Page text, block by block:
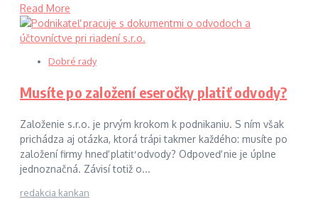
Read More
Dobré rady
Musíte po založení eseročky platiť odvody?
Založenie s.r.o. je prvým krokom k podnikaniu. S ním však
prichádza aj otázka, ktorá trápi takmer každého: musíte po
založení firmy hneď platiť odvody? Odpoveď nie je úplne
jednoznačná. Závisí totiž o...
redakcia kankan